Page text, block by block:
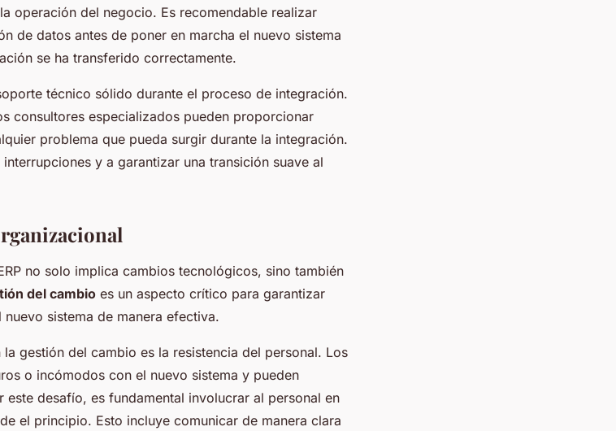
operación del negocio. Es recomendable realizar
de datos antes de poner en marcha el nuevo sistema
se ha transferido correctamente.
técnico sólido durante el proceso de integración.
consultores especializados pueden proporcionar
problema que pueda surgir durante la integración.
y a garantizar una transición suave al
no solo implica cambios tecnológicos, sino también
del cambio es un aspecto crítico para garantizar
sistema de manera efectiva.
gestión del cambio es la resistencia del personal. Los
o incómodos con el nuevo sistema y pueden
este desafío, es fundamental involucrar al personal en
el principio. Esto incluye comunicar de manera clara